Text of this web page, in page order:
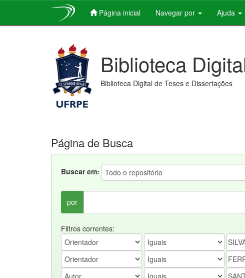
Página inicial Navegar por Ajuda
Biblioteca
Biblioteca Digital de Teses e Dissertações
Página de Busca
Buscar em:
por
Filtros correntes: